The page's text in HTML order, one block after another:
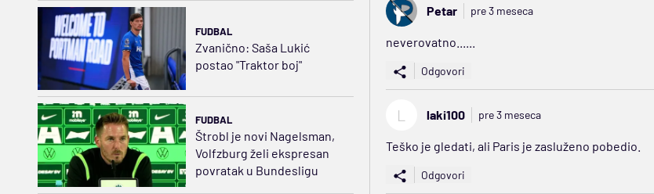
FUDBAL
Zvanično: Saša Lukić
postao "Traktor boj"
FUDBAL
Štrobl je novi Nagelsman,
Volfzburg želi ekspresan
povratak u Bundesligu
Petar pre 3 meseca
neverovatno......
Odgovori
L laki100 pre 3 meseca
Teško je gledati, ali Paris je zasluženo pobedio.
Odgovori